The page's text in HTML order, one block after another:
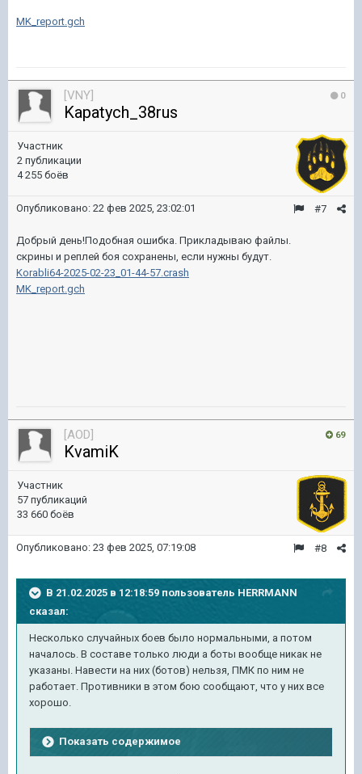
MK_report.gch
0
[VNY]
Kapatych_38rus
Участник
2 публикации
4 255 боёв
#7
Опубликовано: 22 фев 2025, 23:02:01
Добрый день!Подобная ошибка. Прикладываю файлы.
скрины и реплей боя сохранены, если нужны будут.
Korabli64-2025-02-23_01-44-57.crash
MK_report.gch
69
[AOD]
KvamiK
Участник
57 публикаций
33 660 боёв
#8
Опубликовано: 23 фев 2025, 07:19:08
В 21.02.2025 в 12:18:59 пользователь HERRMANN
сказал:
Несколько случайных боев было нормальными, а потом
началось. В составе только люди а боты вообще никак не
указаны. Навести на них (ботов) нельзя, ПМК по ним не
работает. Противники в этом бою сообщают, что у них все
хорошо.
Показать содержимое